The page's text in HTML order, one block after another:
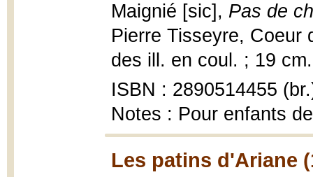
Maignié [sic], Pas de
Pierre Tisseyre, Coeur
des ill. en coul. ; 19 cm.
ISBN : 2890514455
Notes : Pour enfants
Les patins d'Ariane